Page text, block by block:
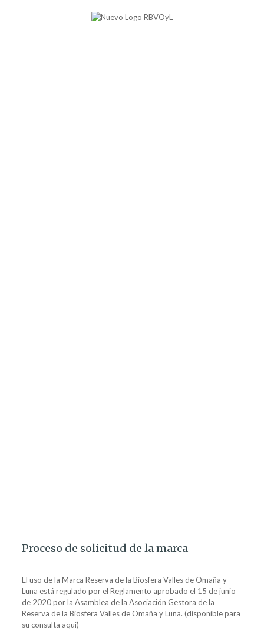
Proceso de solicitud de la marca
El uso de la Marca Reserva de la Biosfera Valles de Omaña y
Luna está regulado por el Reglamento aprobado el 15 de junio
de 2020 por la Asamblea de la Asociación Gestora de la
Reserva de la Biosfera Valles de Omaña y Luna. (disponible para
su consulta aquí)